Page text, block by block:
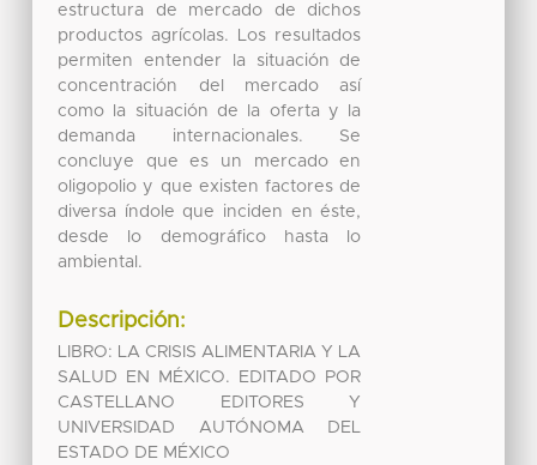
estructura de mercado de dichos
productos agrícolas. Los resultados
permiten entender la situación de
concentración del mercado así
como la situación de la oferta y la
demanda internacionales. Se
concluye que es un mercado en
oligopolio y que existen factores de
diversa índole que inciden en éste,
desde lo demográfico hasta lo
ambiental.
Descripción:
LIBRO: LA CRISIS ALIMENTARIA Y LA
SALUD EN MÉXICO. EDITADO POR
CASTELLANO EDITORES Y
UNIVERSIDAD AUTÓNOMA DEL
ESTADO DE MÉXICO